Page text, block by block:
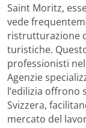
Saint Moritz,
vede
ristrutturazione
turistiche.
professionisti
Agenzie
l’edilizia offrono
Svizzera,
mercato del